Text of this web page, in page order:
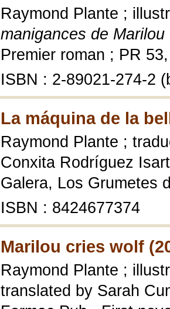
Raymond Plante ;
manigances de Marilou
Premier roman ; PR
ISBN : 2-89021-274-2
La máquina de la
Raymond Plante ;
Conxita Rodríguez
Galera, Los Grumetes
ISBN : 8424677374
Marilou cries wolf
Raymond Plante ;
translated by Sarah